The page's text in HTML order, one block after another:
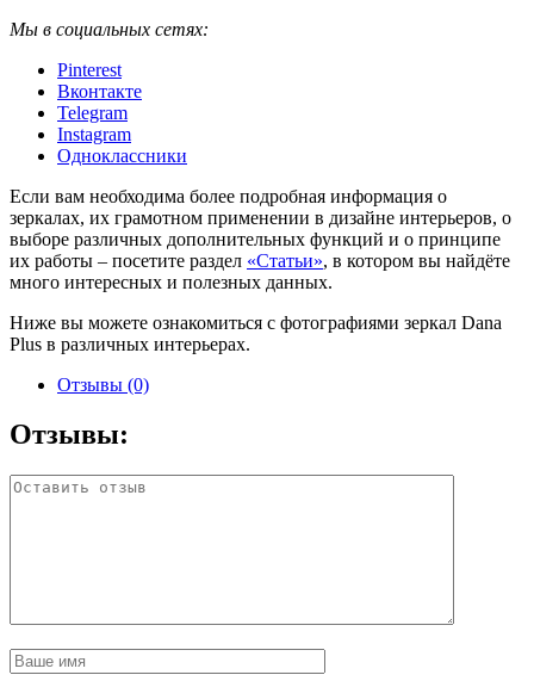
Мы в социальных сетях:
Pinterest
Вконтакте
Telegram
Instagram
Одноклассники
Если вам необходима более подробная информация о
зеркалах, их грамотном применении в дизайне интерьеров, о
выборе различных дополнительных функций и о принципе
их работы – посетите раздел «Статьи», в котором вы найдёте
много интересных и полезных данных.
Ниже вы можете ознакомиться с фотографиями зеркал Dana
Plus в различных интерьерах.
Отзывы (0)
Отзывы: